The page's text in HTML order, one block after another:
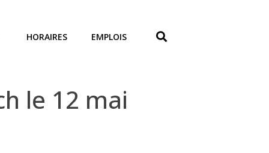
HORAIRES EMPLOIS
le 12 mai